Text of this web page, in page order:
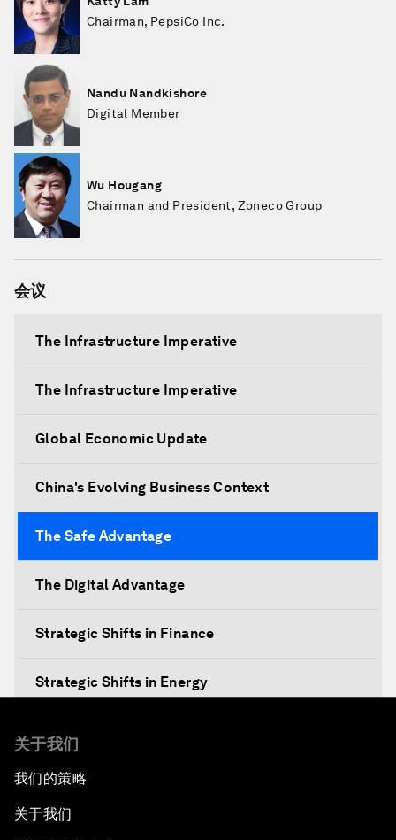
Chairman, PepsiCo Inc.
Nandu Nandkishore
Digital Member
Wu Hougang
Chairman and President, Zoneco Group
会议
The Infrastructure Imperative
The Infrastructure Imperative
Global Economic Update
China's Evolving Business Context
The Safe Advantage
The Digital Advantage
Strategic Shifts in Finance
Strategic Shifts in Energy
An Insight, An Idea with Yao Chen
关于我们
我们的策略
关于我们